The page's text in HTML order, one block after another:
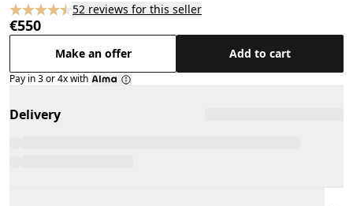
52 reviews for this seller
€550
Make an offer Add to cart
Pay in 3 or 4x with
Delivery